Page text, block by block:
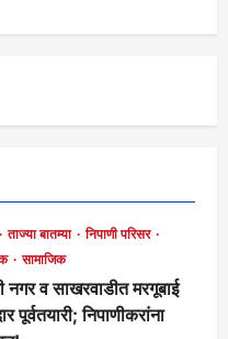
ताज्या बातम्या
निपाणी परिसर
सामाजिक
नगर व साखरवाडीत मरगूबाई
पूर्वतयारी; निपाणीकरांना